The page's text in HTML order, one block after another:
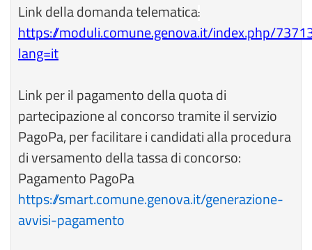
Link della domanda telematica:
https://moduli.comune.genova.it/index.php/
lang=it
Link per il pagamento della quota di
partecipazione al concorso tramite il servizio
PagoPa, per facilitare i candidati alla procedura
di versamento della tassa di concorso:
Pagamento PagoPa
https://smart.comune.genova.it/generazione-
avvisi-pagamento